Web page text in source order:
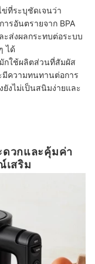
ข่ที่ระบุชัดเจนว่า
ารอันตรายจาก BPA
ะส่งผลกระทบต่อระบบ
ได้
กใช้ผลิตส่วนที่สัมผัส
มีความทนทานต่อการ
งไม่เป็นสนิมง่ายและ
ดวกและคุ้มค่า
เสริม